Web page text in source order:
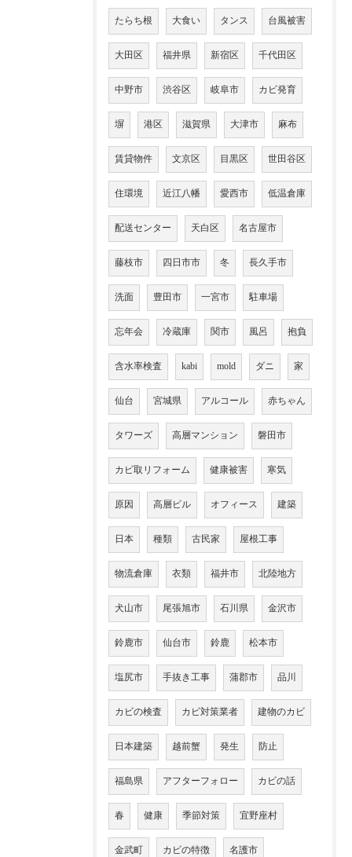
たらち根 大食い タンス 台風被害
大田区 福井県 新宿区 千代田区
中野市 渋谷区 岐阜市 カビ発育
塀 港区 滋賀県 大津市 麻布
賃貸物件 文京区 目黒区 世田谷区
住環境 近江八幡 愛西市 低温倉庫
配送センター 天白区 名古屋市
藤枝市 四日市市 冬 長久手市
洗面 豊田市 一宮市 駐車場
忘年会 冷蔵庫 関市 風呂 抱負
含水率検査 kabi mold ダニ 家
仙台 宮城県 アルコール 赤ちゃん
タワーズ 高層マンション 磐田市
カビ取リフォーム 健康被害 寒気
原因 高層ビル オフィース 建築
日本 種類 古民家 屋根工事
物流倉庫 衣類 福井市 北陸地方
犬山市 尾張旭市 石川県 金沢市
鈴鹿市 仙台市 鈴鹿 松本市
塩尻市 手抜き工事 蒲郡市 品川
カビの検査 カビ対策業者 建物のカビ
日本建築 越前蟹 発生 防止
福島県 アフターフォロー カビの話
春 健康 季節対策 宜野座村
金武町 カビの特徴 名護市